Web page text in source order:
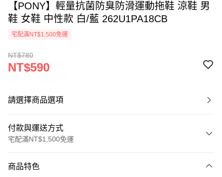
【PONY】輕量抗菌防臭防滑運動拖鞋 涼鞋 男
鞋 女鞋 中性款 白/藍 262U1PA18CB
宅配滿NT$1,500免運
NT$780
NT$590
請選擇商品選項
付款與運送方式
宅配滿NT$1,500免運
信用卡一次付款
商品特色